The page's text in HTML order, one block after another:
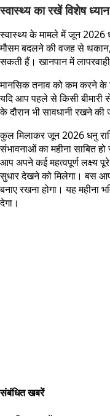
स्वास्थ्य का रखें विशेष ध्यान
स्वास्थ्य के मामले में जून 2026
मौसम बदलने की वजह से थकान,
सकती हैं। खानपान में
मानसिक तनाव को कम करने के
यदि आप पहले से किसी बीमारी
के दौरान भी सावधानी रखने की
कुल मिलाकर जून 2026 धनु
संभावनाओं का महीना साबित
आप अपने कई महत्वपूर्ण लक्ष्य
सुधार देखने को मिलेगा। बस
बनाए रखना होगा। यह महीना
देगा।
संबंधित खबरें